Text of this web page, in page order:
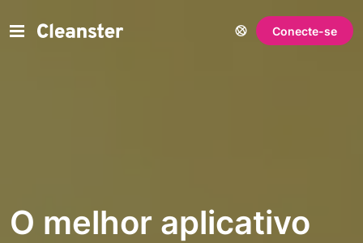
Conecte-se
O melhor aplicativo